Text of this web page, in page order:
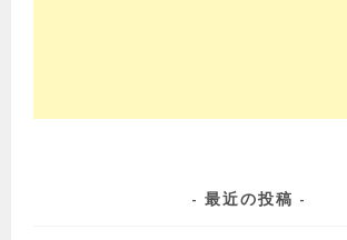
最近の投稿